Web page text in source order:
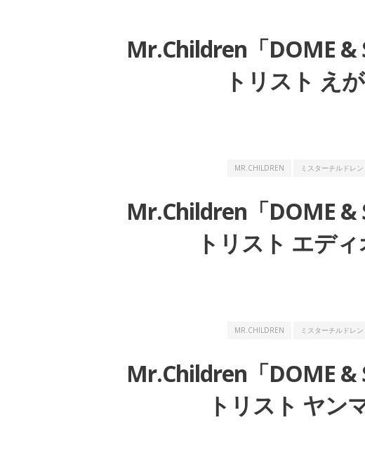
Mr.Children「DOME &
トリスト え
MR.CHILDREN ミスターチルドレン
Mr.Children「DOME &
トリスト エデ
MR.CHILDREN ミスターチルドレン
Mr.Children「DOME &
トリスト ヤン